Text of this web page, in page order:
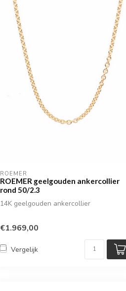
ROEMER
ROEMER geelgouden ankercollier
rond 50/2.3
14K geelgouden ankercollier
€1.969,00
Vergelijk